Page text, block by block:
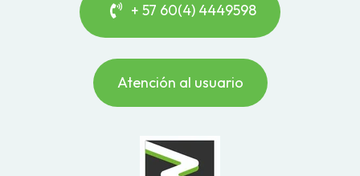
+ 57 60(4) 4449598
Atención al usuario